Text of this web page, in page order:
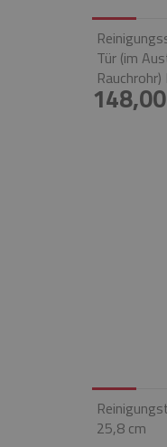
Tür (im
148,00
25,8 cm